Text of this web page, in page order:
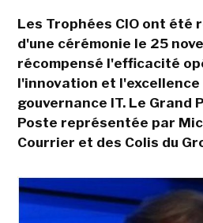
Les Trophées CIO ont été
d'une cérémonie le 25
récompensé l'efficacité
l'innovation et l'excellence
gouvernance IT. Le Grand
Poste représentée par
Courrier et des Colis du